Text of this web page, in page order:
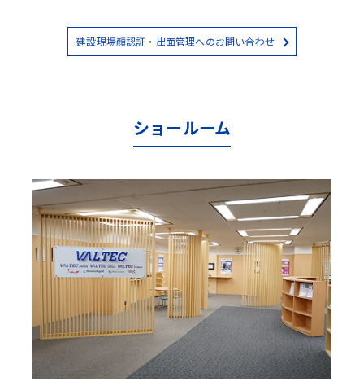
建設現場顔認証・出面管理へのお問い合わせ
ショールーム